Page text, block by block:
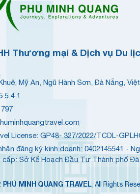
Thương mại & Dịch vụ Du
Mỹ An, Ngũ Hành Sơn, Đà Nẵng,
5 4 1
License: GP48- 327/2022/TCDL-
đăng ký kinh doanh: 0402145541 -
cấp: Sở Kế Hoạch Đầu Tư Thành phố Đà
PHÚ MINH QUANG TRAVEL, All Rights